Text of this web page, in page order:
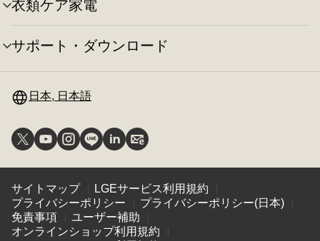
え
り
替
え
ー
の
切
り
替
衣類ケア家電
メ
ニ
ュ
ー
り
え
サポート・ダウンロード
メ
ー
の
り
替
え
日本, 日本語
サイトマップ
LGEサービス利用規約
プライバシーポリシー
プライバシーポリシー(日本)
免責事項
ユーザー補助
オンラインショップ利用規約